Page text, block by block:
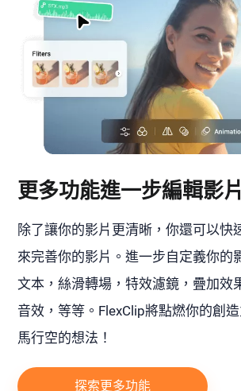
更多功能進一步編輯影片
除了讓你的影片更清晰，你還可以快
來完善你的影片。進一步自定義你的
文本，絲滑轉場，特效濾鏡，疊加效
音效，等等。FlexClip將點燃你的創
馬行空的想法！
探索更多功能